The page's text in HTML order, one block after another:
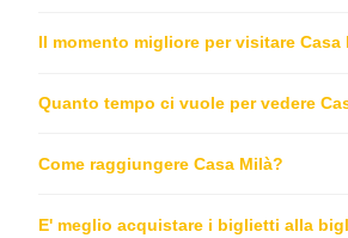
Il momento migliore per visitare Casa
Quanto tempo ci vuole per vedere
Come raggiungere Casa Milà?
E' meglio acquistare i biglietti alla